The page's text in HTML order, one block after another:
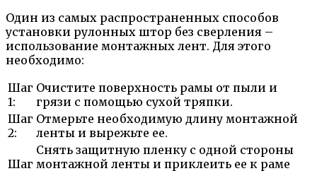
Один из самых распространенных способов
установки рулонных штор без сверления –
использование монтажных лент. Для этого
необходимо:
Шаг
1:
Очистите поверхность рамы от пыли и
грязи с помощью сухой тряпки.
Шаг
2:
Отмерьте необходимую длину монтажной
ленты и вырежьте ее.
Шаг
Снять защитную пленку с одной стороны
монтажной ленты и приклеить ее к раме